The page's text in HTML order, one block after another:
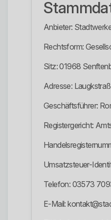
Anbieter:
Rechtsform:
Sitz: 01968
Adresse:
Geschäftsführer:
Registergericht:
Umsatzsteuer-
Telefon: 03573
E-Mail: